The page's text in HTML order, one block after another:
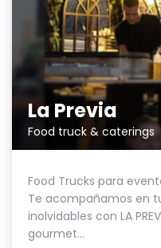
La Previa
Food truck & caterings
Food Trucks para
Te acompañamos en
inolvidables con LA
gourmet...